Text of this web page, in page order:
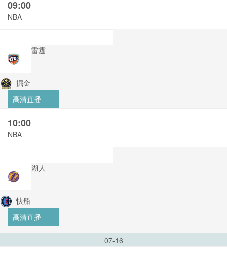
09:00
NBA
雷霆
掘金
高清直播
10:00
NBA
湖人
快船
高清直播
07-16